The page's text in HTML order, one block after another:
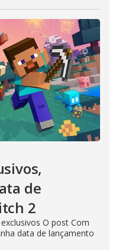
de
2
O post Com
data de lançamento